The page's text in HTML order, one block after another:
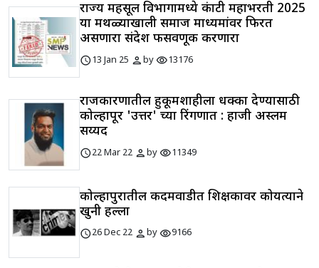
राज्य महसूल विभागामध्ये कंत्राटी महाभरती 2025
या मथळ्याखाली समाज माध्यमांवर फिरत
असणारा संदेश फसवणूक करणारा
schedule13 Jan 25 personbyvisibility13176
राजकारणातील हुकूमशाहीला धक्का देण्यासाठी
कोल्हापूर 'उत्तर' च्या रिंगणात : हाजी अस्लम
सय्यद
schedule22 Mar 22 personbyvisibility11349
कोल्हापुरातील कदमवाडीत शिक्षकावर कोयत्याने
खुनी हल्ला
schedule26 Dec 22 personbyvisibility9166